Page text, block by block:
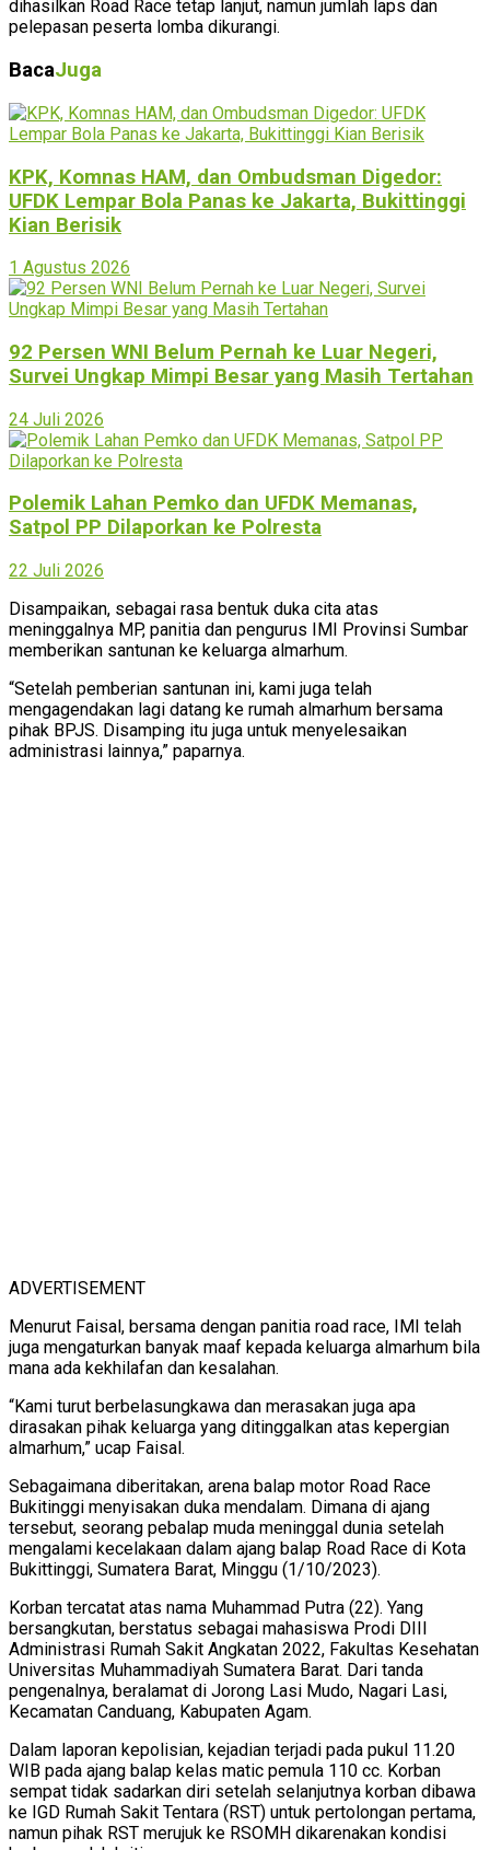
dihasilkan Road Race tetap lanjut, namun jumlah laps dan
pelepasan peserta lomba dikurangi.
BacaJuga
KPK, Komnas HAM, dan Ombudsman Digedor:
UFDK Lempar Bola Panas ke Jakarta, Bukittinggi
Kian Berisik
1 Agustus 2026
92 Persen WNI Belum Pernah ke Luar Negeri,
Survei Ungkap Mimpi Besar yang Masih Tertahan
24 Juli 2026
Polemik Lahan Pemko dan UFDK Memanas,
Satpol PP Dilaporkan ke Polresta
22 Juli 2026
Disampaikan, sebagai rasa bentuk duka cita atas
meninggalnya MP, panitia dan pengurus IMI Provinsi Sumbar
memberikan santunan ke keluarga almarhum.
“Setelah pemberian santunan ini, kami juga telah
mengagendakan lagi datang ke rumah almarhum bersama
pihak BPJS. Disamping itu juga untuk menyelesaikan
administrasi lainnya,” paparnya.
ADVERTISEMENT
Menurut Faisal, bersama dengan panitia road race, IMI telah
juga mengaturkan banyak maaf kepada keluarga almarhum bila
mana ada kekhilafan dan kesalahan.
“Kami turut berbelasungkawa dan merasakan juga apa
dirasakan pihak keluarga yang ditinggalkan atas kepergian
almarhum,” ucap Faisal.
Sebagaimana diberitakan, arena balap motor Road Race
Bukitinggi menyisakan duka mendalam. Dimana di ajang
tersebut, seorang pebalap muda meninggal dunia setelah
mengalami kecelakaan dalam ajang balap Road Race di Kota
Bukittinggi, Sumatera Barat, Minggu (1/10/2023).
Korban tercatat atas nama Muhammad Putra (22). Yang
bersangkutan, berstatus sebagai mahasiswa Prodi DIII
Administrasi Rumah Sakit Angkatan 2022, Fakultas Kesehatan
Universitas Muhammadiyah Sumatera Barat. Dari tanda
pengenalnya, beralamat di Jorong Lasi Mudo, Nagari Lasi,
Kecamatan Canduang, Kabupaten Agam.
Dalam laporan kepolisian, kejadian terjadi pada pukul 11.20
WIB pada ajang balap kelas matic pemula 110 cc. Korban
sempat tidak sadarkan diri setelah selanjutnya korban dibawa
ke IGD Rumah Sakit Tentara (RST) untuk pertolongan pertama,
namun pihak RST merujuk ke RSOMH dikarenakan kondisi